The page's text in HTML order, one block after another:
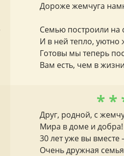
Дороже жемчуга
Семью построили на
И в ней тепло, уютно
Готовы мы теперь
Вам есть, чем в
* *
Друг, родной, с
Мира в доме и добра!
30 лет уже вы
Очень дружная